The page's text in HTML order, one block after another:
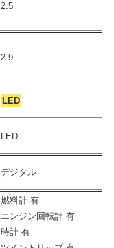
2.5
2.9
LED
LED
デジタル
燃料計 有
エンジン回転計 有
時計 有